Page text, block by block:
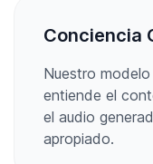
Conciencia
Nuestro
entiende el
el audio
apropiado.